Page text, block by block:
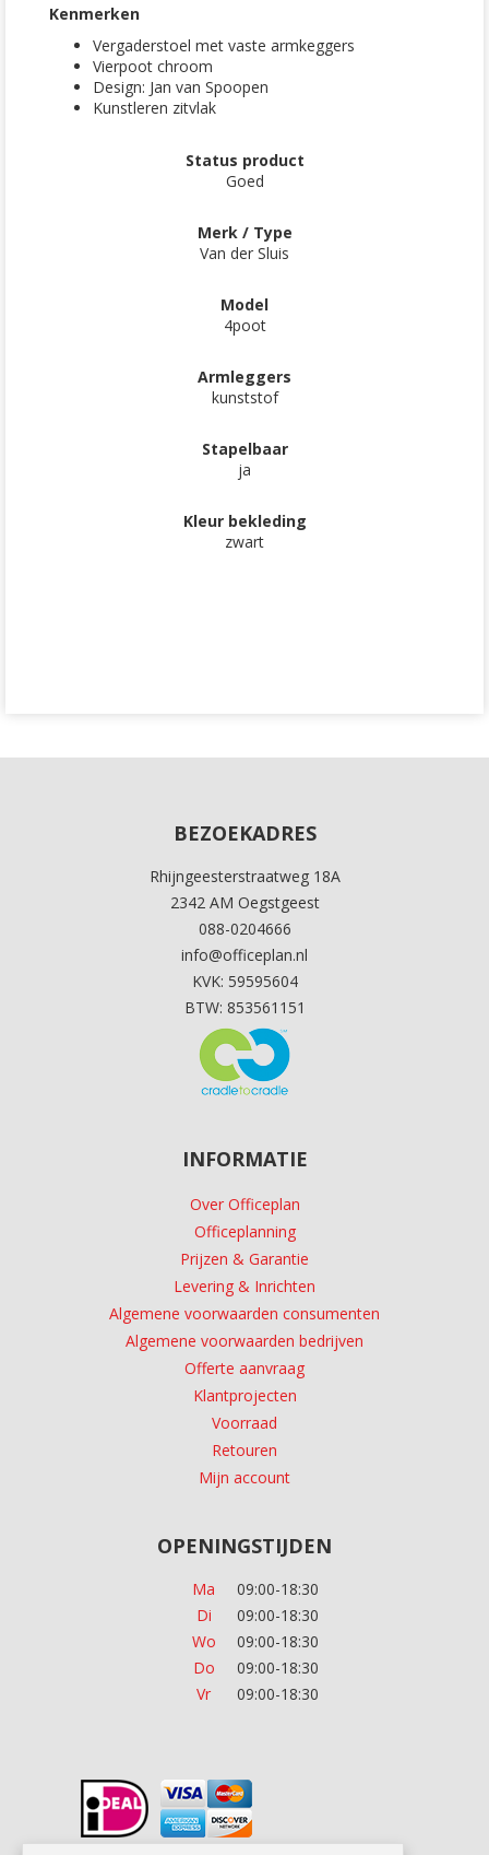
Kenmerken
Vergaderstoel met vaste armkeggers
Vierpoot chroom
Design: Jan van Spoopen
Kunstleren zitvlak
Status product
Goed
Merk / Type
Van der Sluis
Model
4poot
Armleggers
kunststof
Stapelbaar
ja
Kleur bekleding
zwart
BEZOEKADRES
Rhijngeesterstraatweg 18A
2342 AM Oegstgeest
088-0204666
info@officeplan.nl
KVK: 59595604
BTW: 853561151
INFORMATIE
Over Officeplan
Officeplanning
Prijzen & Garantie
Levering & Inrichten
Algemene voorwaarden consumenten
Algemene voorwaarden bedrijven
Offerte aanvraag
Klantprojecten
Voorraad
Retouren
Mijn account
OPENINGSTIJDEN
Ma
09:00-18:30
Di
09:00-18:30
Wo
09:00-18:30
Do
09:00-18:30
Vr
09:00-18:30